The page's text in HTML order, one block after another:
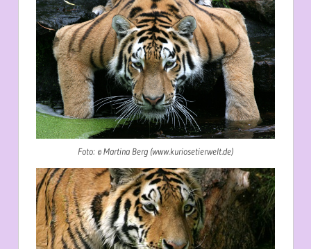
Foto: © Martina Berg (www.kuriosetierwelt.de)